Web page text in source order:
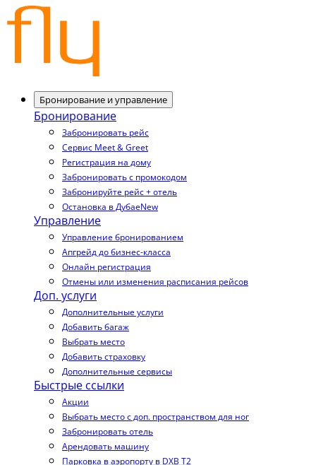
Бронирование и управление
Бронирование
Забронировать рейс
Сервис Meet & Greet
Регистрация на дому
Забронировать с промокодом
Забронируйте рейс + отель
Остановка в ДубаеNew
Управление
Управление бронированием
Апгрейд до бизнес-класса
Онлайн регистрация
Отмены или изменения расписания рейсов
Доп. услуги
Дополнительные услуги
Добавить багаж
Выбрать место
Добавить страховку
Дополнительные сервисы
Быстрые ссылки
Акции
Выбрать место с доп. пространством для ног
Забронировать отель
Арендовать машину
Парковка в аэропорту в DXB T2